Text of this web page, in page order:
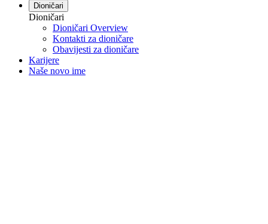
Dioničari
Dioničari
Dioničari Overview
Kontakti za dioničare
Obavijesti za dioničare
Karijere
Naše novo ime